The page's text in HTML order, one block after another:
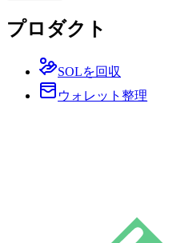
プロダクト
SOLを回収
ウォレット整理